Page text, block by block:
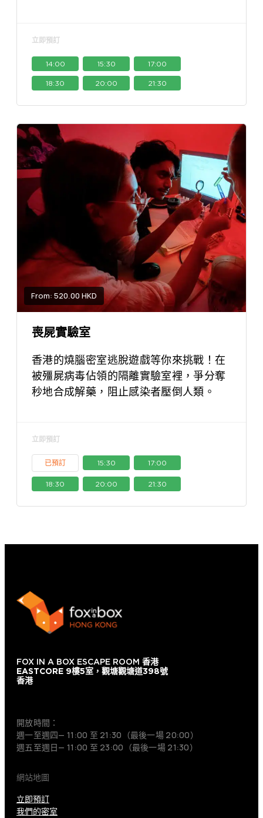
立即預訂
14:00 15:30 17:00
18:30 20:00 21:30
From: 520.00 HKD
喪屍實驗室
香港的燒腦密室逃脫遊戲等你來挑戰！在
被殭屍病毒佔領的隔離實驗室裡，爭分奪
秒地合成解藥，阻止感染者壓倒人類。
立即預訂
已預訂 15:30 17:00
18:30 20:00 21:30
FOX IN A BOX ESCAPE ROOM 香港
EASTCORE 9樓5室，觀塘觀塘道398號
香港
開放時間：
週一至週四— 11:00 至 21:30（最後一場 20:00）
週五至週日— 11:00 至 23:00（最後一場 21:30）
網站地圖
立即預訂
我們的密室